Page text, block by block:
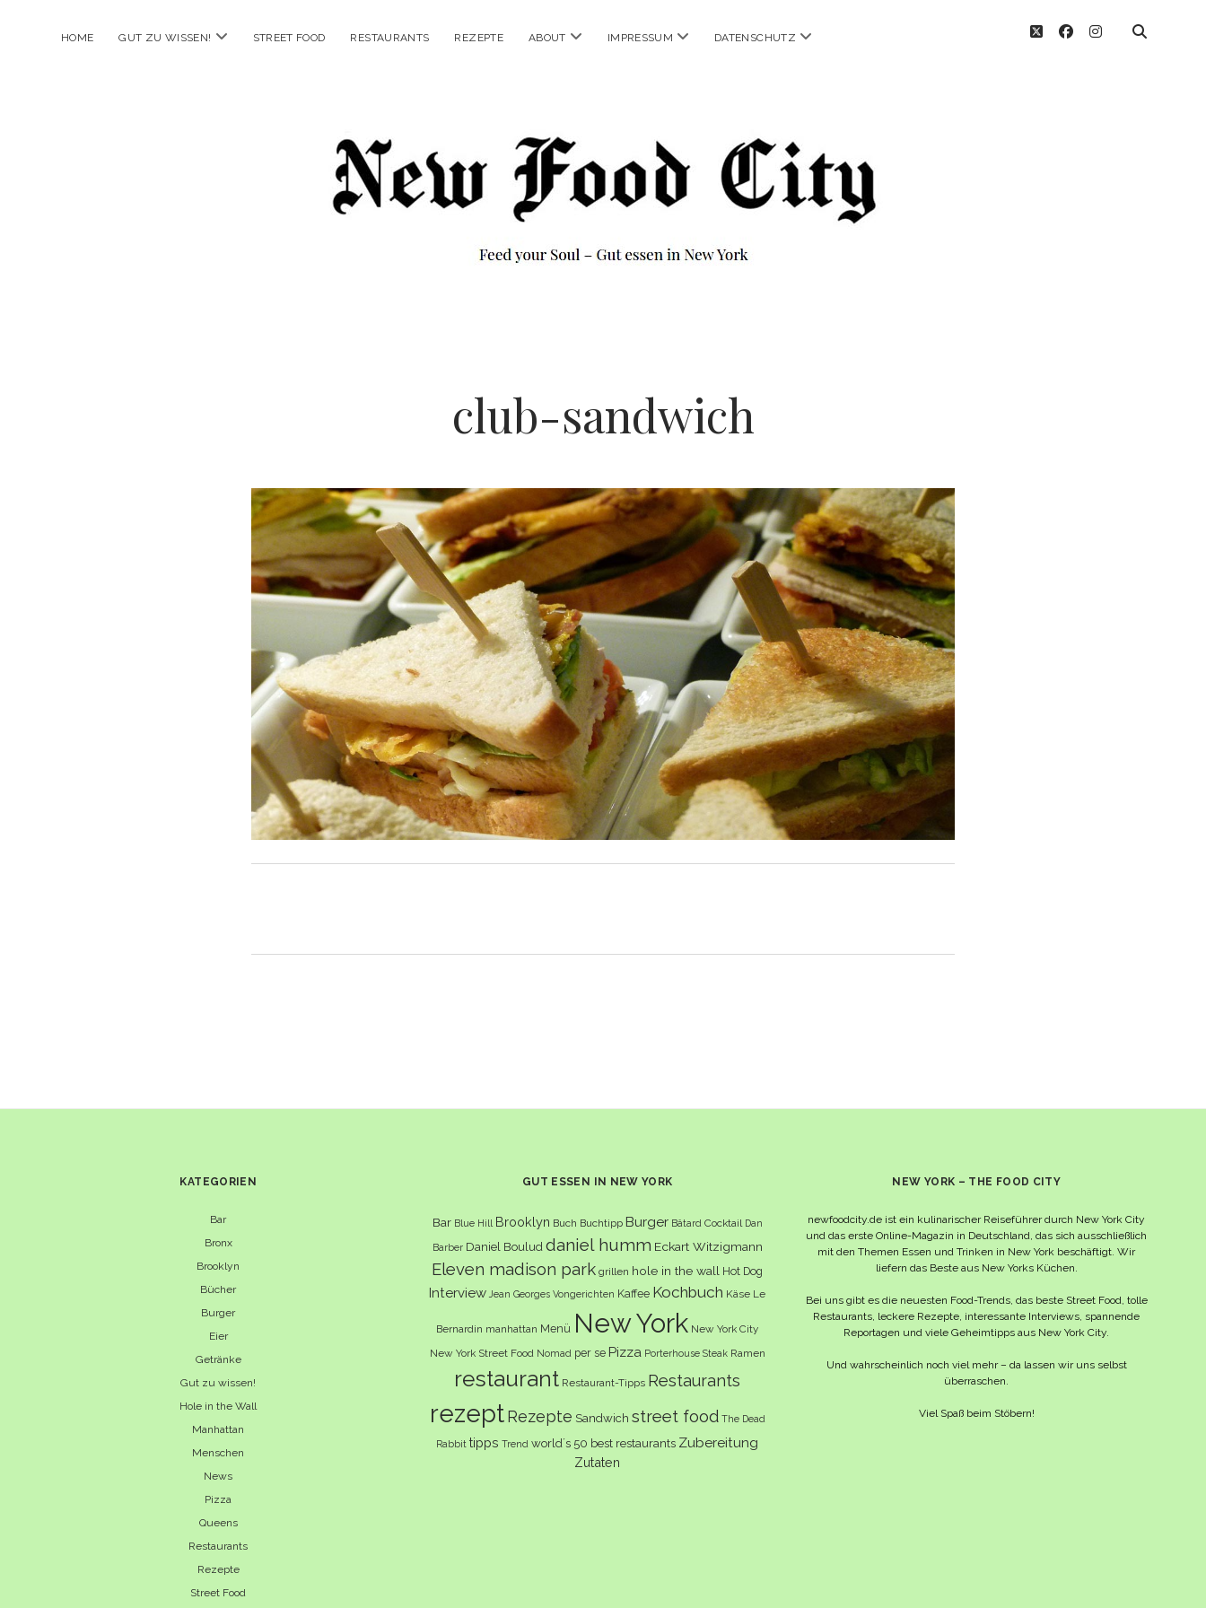
HOME GUT ZU WISSEN! Menü
STREET FOOD RESTAURANTS REZEPTE ABOUT Menü
IMPRESSUM Menü
DATENSCHUTZ Menü
twitterfacebook
instagram
club-sandwich
KATEGORIEN
Bar
Bronx
Brooklyn
Bücher
Burger
Eier
Getränke
Gut zu wissen!
Hole in the Wall
Manhattan
Menschen
News
Pizza
Queens
Restaurants
Rezepte
Street Food
GUT ESSEN IN NEW YORK
Bar Blue Hill Brooklyn Buch Buchtipp Burger Bâtard Cocktail Dan
Barber Daniel Boulud daniel humm Eckart Witzigmann
Eleven madison park grillen hole in the wall Hot Dog
Interview Jean Georges Vongerichten Kaffee Kochbuch Käse Le
Bernardin manhattan Menü New York New York City
New York Street Food Nomad per se Pizza Porterhouse Steak Ramen
restaurant Restaurant-Tipps Restaurants
rezept Rezepte Sandwich street food The Dead
Rabbit tipps Trend world´s 50 best restaurants Zubereitung
Zutaten
NEW YORK – THE FOOD CITY
newfoodcity.de ist ein kulinarischer Reiseführer durch New York City
und das erste Online-Magazin in Deutschland, das sich ausschließlich
mit den Themen Essen und Trinken in New York beschäftigt. Wir
liefern das Beste aus New Yorks Küchen.
Bei uns gibt es die neuesten Food-Trends, das beste Street Food, tolle
Restaurants, leckere Rezepte, interessante Interviews, spannende
Reportagen und viele Geheimtipps aus New York City.
Und wahrscheinlich noch viel mehr – da lassen wir uns selbst
überraschen.
Viel Spaß beim Stöbern!